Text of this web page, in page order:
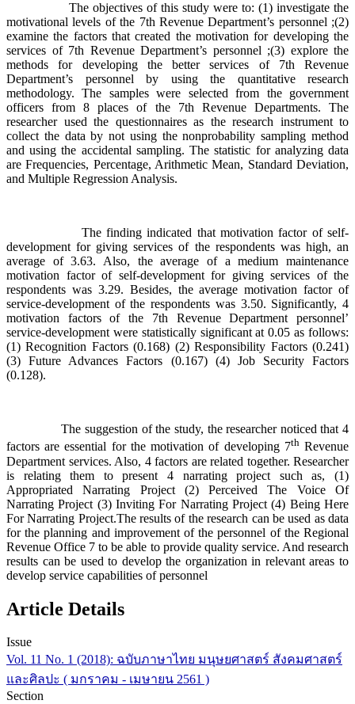
The objectives of this study were to: (1) investigate the
motivational levels of the 7th Revenue Department’s personnel ;(2)
examine the factors that created the motivation for developing the
services of 7th Revenue Department’s personnel ;(3) explore the
methods for developing the better services of 7th Revenue
Department’s personnel by using the quantitative research
methodology. The samples were selected from the government
officers from 8 places of the 7th Revenue Departments. The
researcher used the questionnaires as the research instrument to
collect the data by not using the nonprobability sampling method
and using the accidental sampling. The statistic for analyzing data
are Frequencies, Percentage, Arithmetic Mean, Standard Deviation,
and Multiple Regression Analysis.
The finding indicated that motivation factor of self-
development for giving services of the respondents was high, an
average of 3.63. Also, the average of a medium maintenance
motivation factor of self-development for giving services of the
respondents was 3.29. Besides, the average motivation factor of
service-development of the respondents was 3.50. Significantly, 4
motivation factors of the 7th Revenue Department personnel’
service-development were statistically significant at 0.05 as follows:
(1) Recognition Factors (0.168) (2) Responsibility Factors (0.241)
(3) Future Advances Factors (0.167) (4) Job Security Factors
(0.128).
The suggestion of the study, the researcher noticed that 4
factors are essential for the motivation of developing 7thRevenue
Department services. Also, 4 factors are related together. Researcher
is relating them to present 4 narrating project such as, (1)
Appropriated Narrating Project (2) Perceived The Voice Of
Narrating Project (3) Inviting For Narrating Project (4) Being Here
For Narrating Project.The results of the research can be used as data
for the planning and improvement of the personnel of the Regional
Revenue Office 7 to be able to provide quality service. And research
results can be used to develop the organization in relevant areas to
develop service capabilities of personnel
Article Details
Issue
Vol. 11 No. 1 (2018): ฉบับภาษาไทย มนุษยศาสตร์ สังคมศาสตร์
และศิลปะ ( มกราคม - เมษายน 2561 )
Section